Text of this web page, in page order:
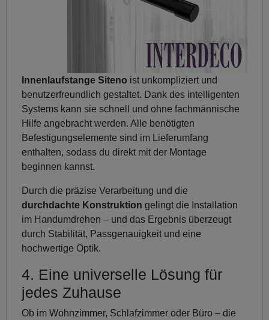
Innenlaufstange Siteno ist unkompliziert und
benutzerfreundlich gestaltet. Dank des intelligenten
Systems kann sie schnell und ohne fachmännische
Hilfe angebracht werden. Alle benötigten
Befestigungselemente sind im Lieferumfang
enthalten, sodass du direkt mit der Montage
beginnen kannst.
Durch die präzise Verarbeitung und die
durchdachte Konstruktion gelingt die Installation
im Handumdrehen – und das Ergebnis überzeugt
durch Stabilität, Passgenauigkeit und eine
hochwertige Optik.
4. Eine universelle Lösung für
jedes Zuhause
Ob im Wohnzimmer, Schlafzimmer oder Büro – die